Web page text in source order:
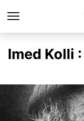
Imed Kolli